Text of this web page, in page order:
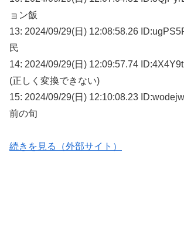
ョン飯
13: 2024/09/29(日) 12:08:58.26
民
14: 2024/09/29(日) 12:09:57.74
(正しく変換できない)
15: 2024/09/29(日) 12:10:08.23
前の旬
続きを見る（外部サイト）